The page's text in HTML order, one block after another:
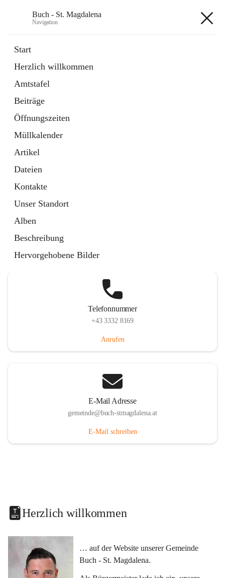
Buch - St. Magdalena
Navigation
Start
Herzlich willkommen
Amtstafel
Beiträge
Öffnungszeiten
Müllkalender
Artikel
Dateien
Kontakte
Unser Standort
Alben
Beschreibung
Hervorgehobene Bilder
11 Schnellzugriffe
Bürgerservice
10 Schnellzugriffe
Telefonnummer
+43 3332 8169
Anrufen
E-Mail Adresse
gemeinde@buch-stmagdalena.at
E-Mail schreiben
Herzlich willkommen
… auf der Website unserer Gemeinde
Buch - St. Magdalena.